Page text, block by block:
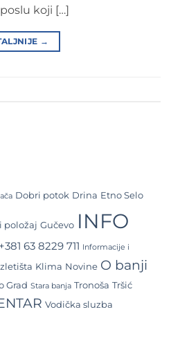
koji […]
→
Dobri potok Drina Etno Selo
položaj Gučevo INFO
63 8229 711 Informacije i
Klima Novine O banji
Grad Stara banja Tronoša Tršić
Vodička sluzba